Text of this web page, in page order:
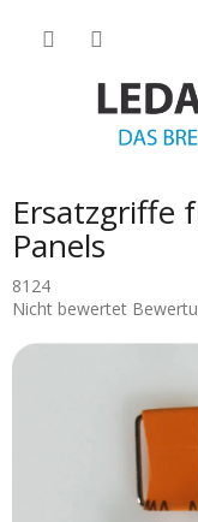
Ersatzgriffe
Panels
8124
Die
Produktbewertung
Nicht bewertet